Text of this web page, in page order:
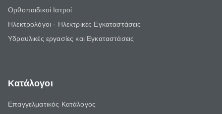
Ορθοπαιδικοί Ιατροί
Ηλεκτρολόγοι - Ηλεκτρικές Εγκαταστάσεις
Υδραυλικές εργασίες και Εγκαταστάσεις
Κατάλογοι
Επαγγελματικός Κατάλογος